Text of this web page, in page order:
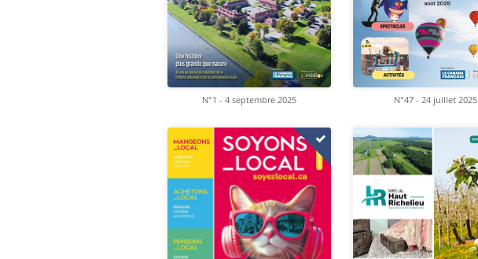
N°1 - 4 septembre 2025 N°47 - 24 juillet 2025